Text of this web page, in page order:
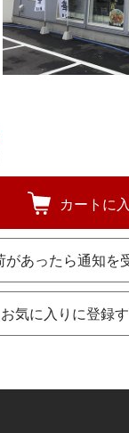
カートに
があったら通知を
お気に入りに登録す